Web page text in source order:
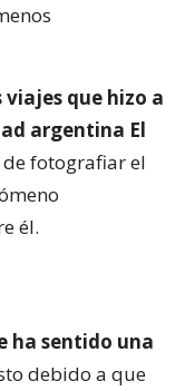
que hizo a
argentina El
fotografiar el
él.
ha sentido una
debido a que